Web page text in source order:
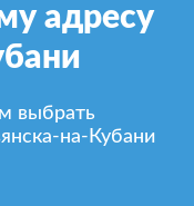
адресу
выбрать
на-Кубани